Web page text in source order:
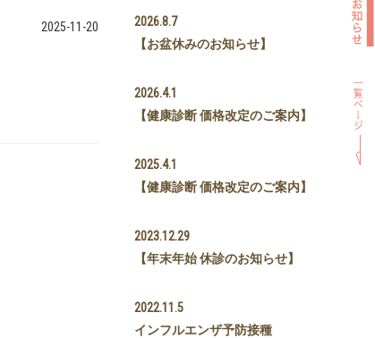
2025-11-20
2026.8.7
【お盆休みのお知らせ】
2026.4.1
【健康診断 価格改定のご案内】
2025.4.1
【健康診断 価格改定のご案内】
2023.12.29
【年末年始 休診のお知らせ】
2022.11.5
インフルエンザ予防接種